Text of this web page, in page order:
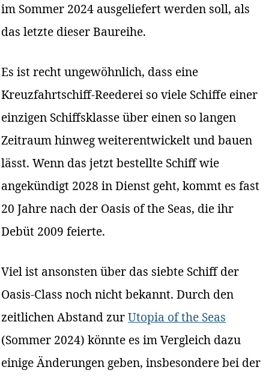
im Sommer 2024 ausgeliefert werden soll, als
das letzte dieser Baureihe.
Es ist recht ungewöhnlich, dass eine
Kreuzfahrtschiff-Reederei so viele Schiffe einer
einzigen Schiffsklasse über einen so langen
Zeitraum hinweg weiterentwickelt und bauen
lässt. Wenn das jetzt bestellte Schiff wie
angekündigt 2028 in Dienst geht, kommt es fast
20 Jahre nach der Oasis of the Seas, die ihr
Debüt 2009 feierte.
Viel ist ansonsten über das siebte Schiff der
Oasis-Class noch nicht bekannt. Durch den
zeitlichen Abstand zurUtopia of the Seas
(Sommer 2024) könnte es im Vergleich dazu
einige Änderungen geben, insbesondere bei der